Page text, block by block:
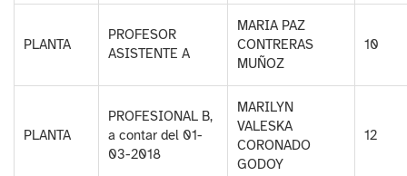
PLANTA
PROFESOR
ASISTENTE A
MARIA PAZ
CONTRERAS
MUÑOZ
10
PLANTA
PROFESIONAL B,
a contar del 01-
03-2018
MARILYN
VALESKA
CORONADO
GODOY
12